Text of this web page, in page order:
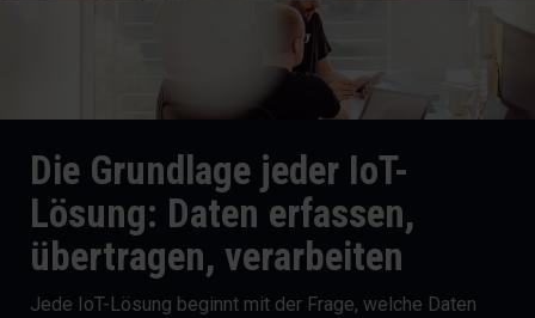
Die Grundlage jeder IoT-
Lösung: Daten erfassen,
übertragen, verarbeiten
Jede IoT-Lösung beginnt mit der Frage, welche Daten